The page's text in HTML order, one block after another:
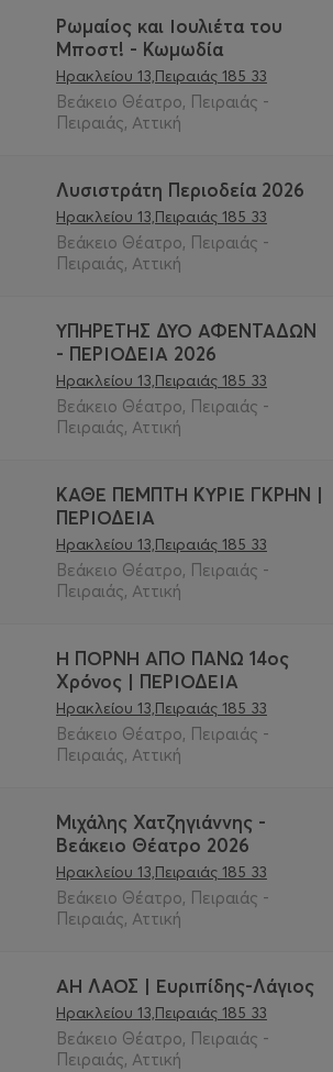
Ρωμαίος και Ιουλιέτα του
Μποστ! - Κωμωδία
Ηρακλείου 13,Πειραιάς 185 33
Βεάκειο Θέατρο, Πειραιάς -
Πειραιάς, Αττική
Λυσιστράτη Περιοδεία 2026
Ηρακλείου 13,Πειραιάς 185 33
Βεάκειο Θέατρο, Πειραιάς -
Πειραιάς, Αττική
ΥΠΗΡΕΤΗΣ ΔΥΟ ΑΦΕΝΤΑΔΩΝ
- ΠΕΡΙΟΔΕΙΑ 2026
Ηρακλείου 13,Πειραιάς 185 33
Βεάκειο Θέατρο, Πειραιάς -
Πειραιάς, Αττική
ΚΑΘΕ ΠΕΜΠΤΗ ΚΥΡΙΕ ΓΚΡΗΝ |
ΠΕΡΙΟΔΕΙΑ
Ηρακλείου 13,Πειραιάς 185 33
Βεάκειο Θέατρο, Πειραιάς -
Πειραιάς, Αττική
Η ΠΟΡΝΗ ΑΠΟ ΠΑΝΩ 14ος
Χρόνος | ΠΕΡΙΟΔΕΙΑ
Ηρακλείου 13,Πειραιάς 185 33
Βεάκειο Θέατρο, Πειραιάς -
Πειραιάς, Αττική
Μιχάλης Χατζηγιάννης -
Βεάκειο Θέατρο 2026
Ηρακλείου 13,Πειραιάς 185 33
Βεάκειο Θέατρο, Πειραιάς -
Πειραιάς, Αττική
ΑΗ ΛΑΟΣ | Ευριπίδης-Λάγιος
Ηρακλείου 13,Πειραιάς 185 33
Βεάκειο Θέατρο, Πειραιάς -
Πειραιάς, Αττική